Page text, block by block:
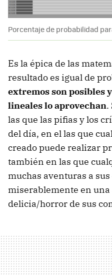
Porcentaje de probabilidad
Es la épica de las
resultado es igual de
extremos son posibles
lineales lo aprovechan.
las que las pifias y los
del día, en el las que
creado puede realizar
también en las que
muchas aventuras a
miserablemente en
delicia/horror de sus